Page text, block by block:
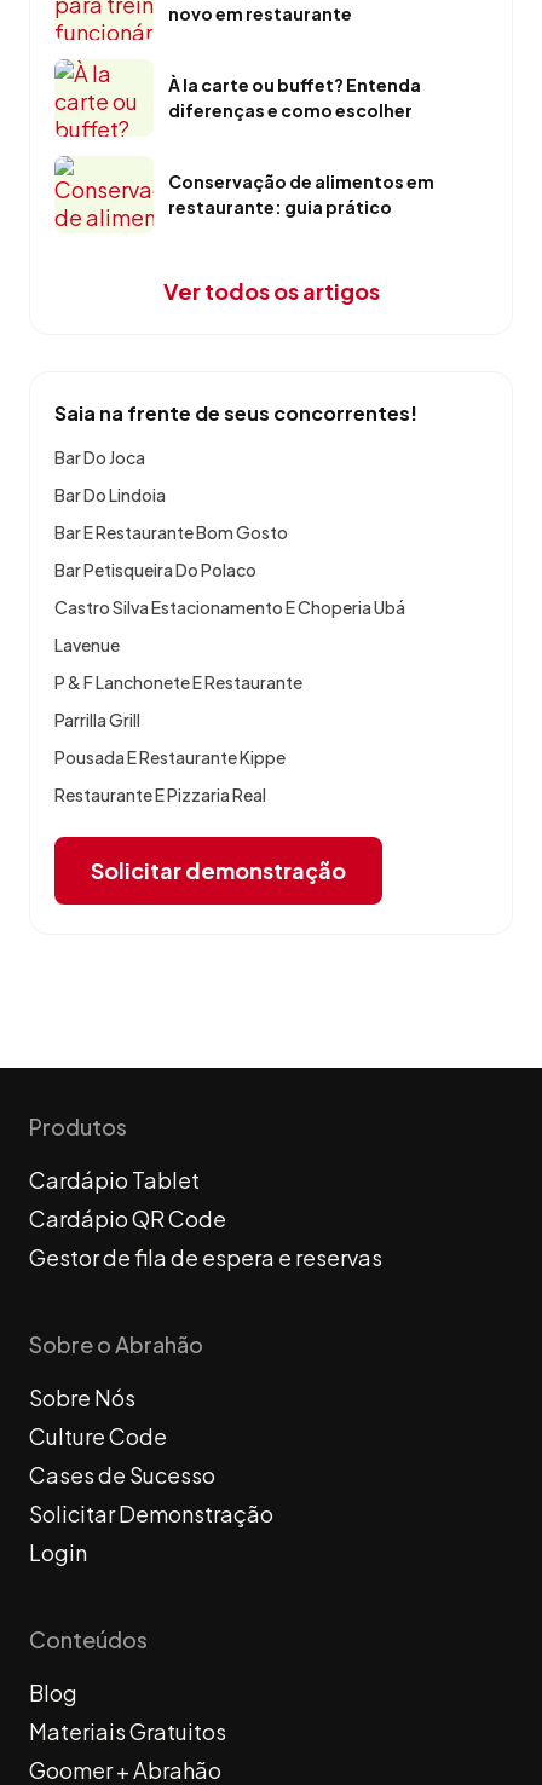
novo em restaurante
À la carte ou buffet? Entenda
diferenças e como escolher
Conservação de alimentos em
restaurante: guia prático
Ver todos os artigos
Saia na frente de seus concorrentes!
Bar Do Joca
Bar Do Lindoia
Bar E Restaurante Bom Gosto
Bar Petisqueira Do Polaco
Castro Silva Estacionamento E Choperia Ubá
Lavenue
P & F Lanchonete E Restaurante
Parrilla Grill
Pousada E Restaurante Kippe
Restaurante E Pizzaria Real
Solicitar demonstração
Produtos
Cardápio Tablet
Cardápio QR Code
Gestor de fila de espera e reservas
Sobre o Abrahão
Sobre Nós
Culture Code
Cases de Sucesso
Solicitar Demonstração
Login
Conteúdos
Blog
Materiais Gratuitos
Goomer + Abrahão